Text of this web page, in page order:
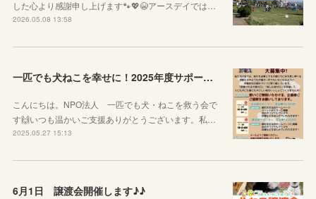
した心より感謝申し上げます🐾💖😭アースデイでは…
2026.05.08 13:58
一匹でも犬ねこを幸せに！2025年度サポーター企業様を募集しています！
こんにちは。NPO法人 一匹でも犬・ねこを救う会で
す🙌いつも温かいご支援ありがとうございます。私…
2025.05.27 15:13
6月1日 譲渡会開催します♪♪